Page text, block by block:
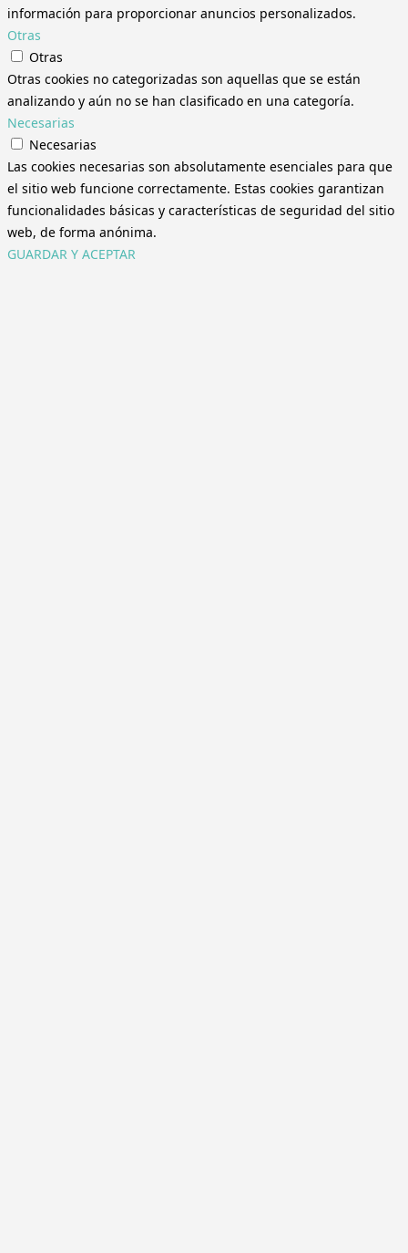
información para proporcionar anuncios personalizados.
Otras
Otras
Otras cookies no categorizadas son aquellas que se están
analizando y aún no se han clasificado en una categoría.
Necesarias
Necesarias
Las cookies necesarias son absolutamente esenciales para que
el sitio web funcione correctamente. Estas cookies garantizan
funcionalidades básicas y características de seguridad del sitio
web, de forma anónima.
GUARDAR Y ACEPTAR